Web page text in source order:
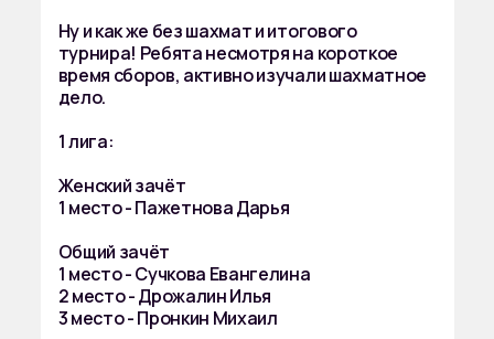
Ну и как же без шахмат и итогового
турнира! Ребята несмотря на короткое
время сборов, активно изучали шахматное
дело.
1 лига:
Женский зачёт
1 место - Пажетнова Дарья
Общий зачёт
1 место - Сучкова Евангелина
2 место - Дрожалин Илья
3 место - Пронкин Михаил